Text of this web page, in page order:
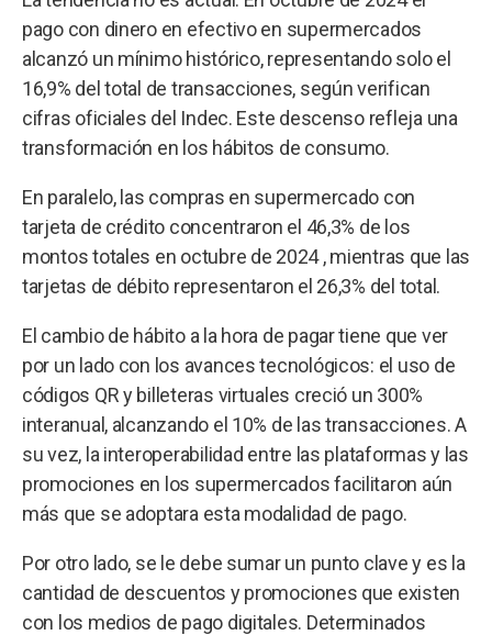
pago con dinero en efectivo en supermercados
alcanzó un mínimo histórico, representando solo el
16,9% del total de transacciones, según verifican
cifras oficiales del Indec. Este descenso refleja una
transformación en los hábitos de consumo.
En paralelo, las compras en supermercado con
tarjeta de crédito concentraron el 46,3% de los
montos totales en octubre de 2024 , mientras que las
tarjetas de débito representaron el 26,3% del total.
El cambio de hábito a la hora de pagar tiene que ver
por un lado con los avances tecnológicos: el uso de
códigos QR y billeteras virtuales creció un 300%
interanual, alcanzando el 10% de las transacciones. A
su vez, la interoperabilidad entre las plataformas y las
promociones en los supermercados facilitaron aún
más que se adoptara esta modalidad de pago.
Por otro lado, se le debe sumar un punto clave y es la
cantidad de descuentos y promociones que existen
con los medios de pago digitales. Determinados